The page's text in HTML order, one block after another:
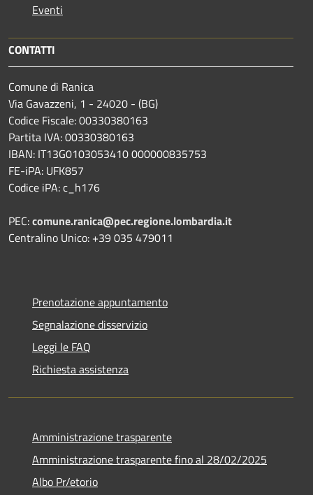
Eventi
CONTATTI
Comune di Ranica
Via Gavazzeni, 1 - 24020 - (BG)
Codice Fiscale: 00330380163
Partita IVA: 00330380163
IBAN: IT13G0103053410 000000835753
FE-iPA: UFK857
Codice iPA: c_h176
PEC:comune.ranica@pec.regione.lombardia.it
Centralino Unico: +39 035 479011
Prenotazione appuntamento
Segnalazione disservizio
Leggi le FAQ
Richiesta assistenza
Amministrazione trasparente
Amministrazione trasparente fino al 28/02/2025
Albo Pr/etorio